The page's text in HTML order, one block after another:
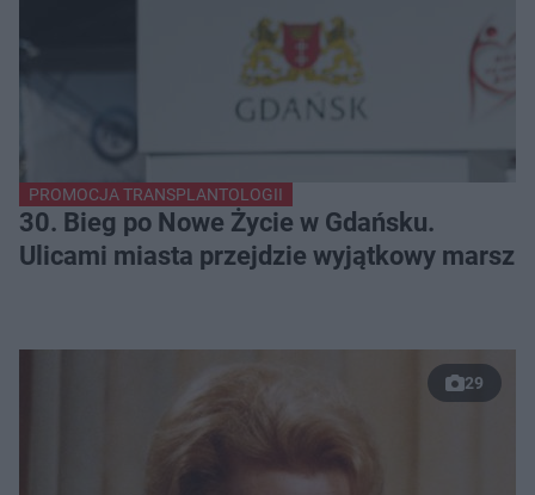
PROMOCJA TRANSPLANTOLOGII
30. Bieg po Nowe Życie w Gdańsku.
Ulicami miasta przejdzie wyjątkowy marsz
29